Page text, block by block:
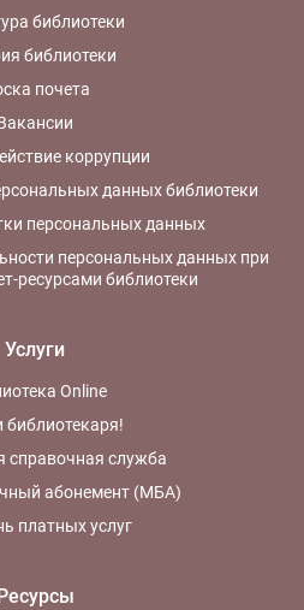
библиотеки
библиотеки
почета
коррупции
данных библиотеки
персональных данных
персональных данных при
ресурсами библиотеки
Услуги
Online
библиотекаря!
справочная служба
абонемент (МБА)
платных услуг
Ресурсы